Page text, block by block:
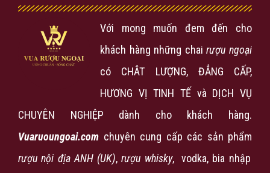
Với mong muốn đem đến cho
khách hàng những chairượu ngoại
có CHÂT LƯỢNG, ĐẲNG CẤP,
HƯƠNG VỊ TINH TẾ và DỊCH VỤ
CHUYÊN NGHIỆP dành cho khách hàng.
Vuaruoungoai.com chuyên cung cấp các sản phẩm
rượu nội địa ANH (UK),rượu whisky, vodka, bia nhập